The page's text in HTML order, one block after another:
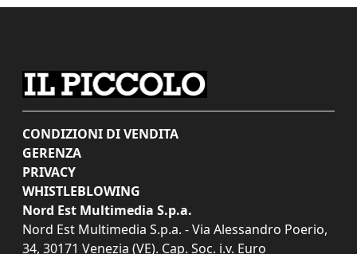
CONDIZIONI DI VENDITA
GERENZA
PRIVACY
WHISTLEBLOWING
Nord Est Multimedia S.p.a.
Nord Est Multimedia S.p.a. - Via Alessandro Poerio,
34, 30171 Venezia (VE). Cap. Soc. i.v. Euro